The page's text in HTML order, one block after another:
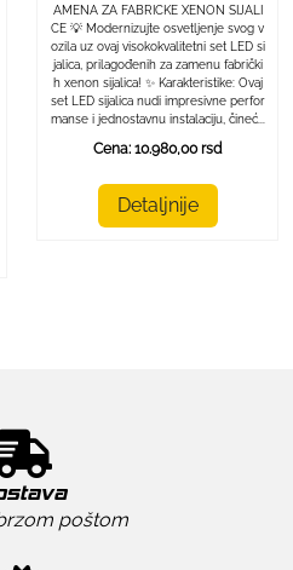
AMENA ZA FABRICKE XENON SIJALI
CE 💡 Modernizujte osvetljenje svog v
ozila uz ovaj visokokvalitetni set LED si
jalica, prilagođenih za zamenu fabrički
h xenon sijalica! ✨ Karakteristike: Ovaj
set LED sijalica nudi impresivne perfor
manse i jednostavnu instalaciju, čineć...
Cena: 10.980,00 rsd
Detaljnije
poštom